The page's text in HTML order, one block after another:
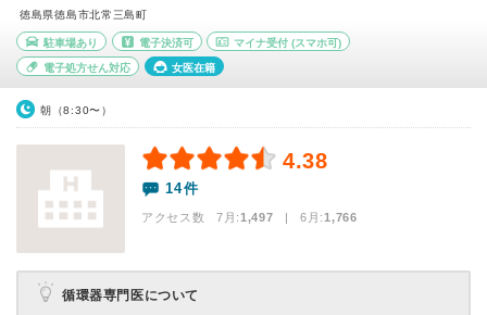
徳島県徳島市北常三島町
駐車場あり 電子決済可 マイナ受付 (スマホ可)
電子処方せん対応 女医在籍
朝（8:30〜）
4.38
14件
アクセス数 7月:1,497 | 6月:1,766
循環器専門医について